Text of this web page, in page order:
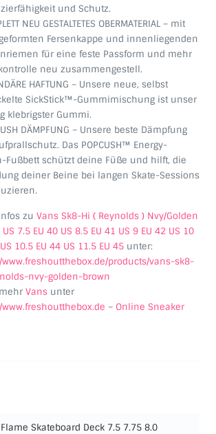
und Schutz.
NEU GESTALTETES OBERMATERIAL – mit
Fersenkappe und innenliegenden
für eine feste Passform und mehr
neu zusammengestell.
HAFTUNG – Unsere neue, selbst
SickStick™-Gummimischung ist unser
klebrigster Gummi.
DÄMPFUNG – Unsere beste Dämpfung
Das POPCUSH™ Energy-
Fußbett schützt deine Füße und hilft, die
deiner Beine bei langen Skate-Sessions
zu Vans Sk8-Hi ( Reynolds ) Nvy/Golden
7.5 EU 40 US 8.5 EU 41 US 9 EU 42 US 10
10.5 EU 44 US 11.5 EU 45 unter:
www.freshoutthebox.de/products/vans-sk8-
nvy-golden-brown
Vansunter
www.freshoutthebox.de – Online Sneaker
Skateboard Deck 7.5 7.75 8.0